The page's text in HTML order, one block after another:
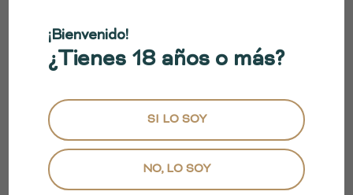
¡Bienvenido!
¿Tienes 18 años o más?
SI LO SOY
NO, LO SOY